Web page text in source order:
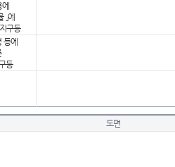
에
구등
등에
등
도면